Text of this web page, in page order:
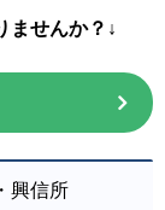
ませんか？↓
興信所